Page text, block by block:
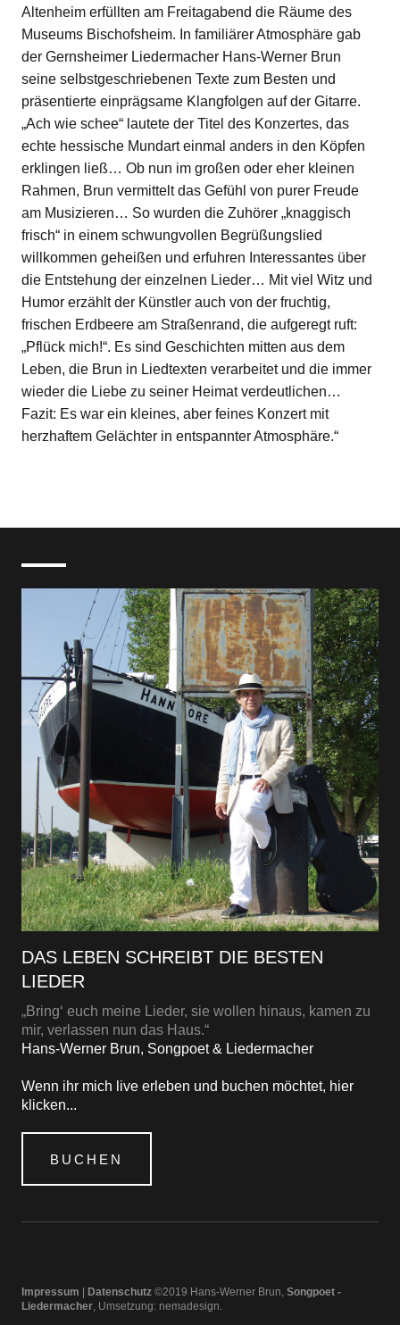
Altenheim erfüllten am Freitagabend die Räume des
Museums Bischofsheim. In familiärer Atmosphäre gab
der Gernsheimer Liedermacher Hans-Werner Brun
seine selbstgeschriebenen Texte zum Besten und
präsentierte einprägsame Klangfolgen auf der Gitarre.
„Ach wie schee“ lautete der Titel des Konzertes, das
echte hessische Mundart einmal anders in den Köpfen
erklingen ließ… Ob nun im großen oder eher kleinen
Rahmen, Brun vermittelt das Gefühl von purer Freude
am Musizieren… So wurden die Zuhörer „knaggisch
frisch“ in einem schwungvollen Begrüßungslied
willkommen geheißen und erfuhren Interessantes über
die Entstehung der einzelnen Lieder… Mit viel Witz und
Humor erzählt der Künstler auch von der fruchtig,
frischen Erdbeere am Straßenrand, die aufgeregt ruft:
„Pflück mich!“. Es sind Geschichten mitten aus dem
Leben, die Brun in Liedtexten verarbeitet und die immer
wieder die Liebe zu seiner Heimat verdeutlichen…
Fazit: Es war ein kleines, aber feines Konzert mit
herzhaftem Gelächter in entspannter Atmosphäre.“
DAS LEBEN SCHREIBT DIE BESTEN
LIEDER
„Bring‘ euch meine Lieder, sie wollen hinaus, kamen zu
mir, verlassen nun das Haus.“
Hans-Werner Brun, Songpoet & Liedermacher
Wenn ihr mich live erleben und buchen möchtet, hier
klicken...
BUCHEN
Impressum | Datenschutz©2019 Hans-Werner Brun,Songpoet -
Liedermacher, Umsetzung: nemadesign